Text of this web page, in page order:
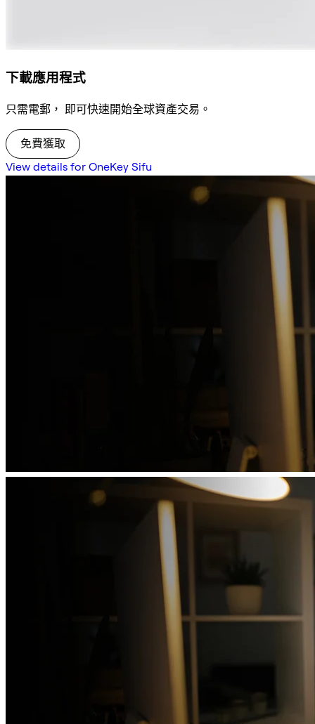
下載應用程式
只需電郵， 即可快速開始全球資產交易。
免費獲取
View details for OneKey Sifu